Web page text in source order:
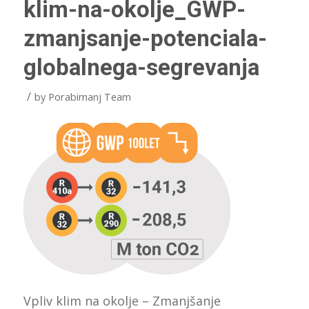
klim-na-okolje_GWP-
zmanjsanje-potenciala-
globalnega-segrevanja
/ by Porabimanj Team
Vpliv klim na okolje – Zmanjšanje